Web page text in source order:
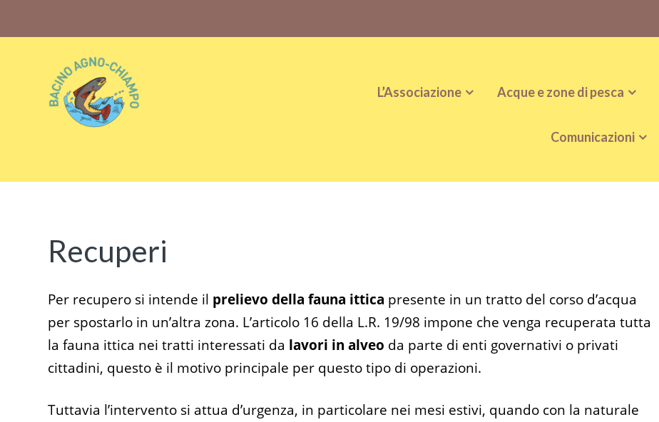
Chiampo
L’Associazione Acque e zone di pesca
Comunicazioni
Recuperi
Per recupero si intende il prelievo della fauna ittica presente in un tratto del corso d’acqua
per spostarlo in un’altra zona. L’articolo 16 della L.R. 19/98 impone che venga recuperata tutta
la fauna ittica nei tratti interessati da lavori in alveo da parte di enti governativi o privati
cittadini, questo è il motivo principale per questo tipo di operazioni.
Tuttavia l’intervento si attua d’urgenza, in particolare nei mesi estivi, quando con la naturale